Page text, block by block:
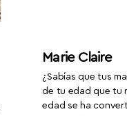
Marie Claire
¿Sabías que tus
de tu edad que tu
edad se ha